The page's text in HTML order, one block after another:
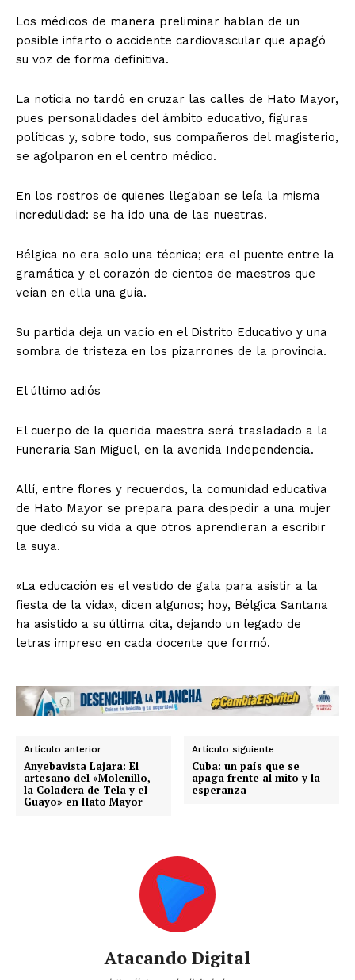
Los médicos de manera preliminar hablan de un
posible infarto o accidente cardiovascular que apagó
su voz de forma definitiva.
La noticia no tardó en cruzar las calles de Hato Mayor,
pues personalidades del ámbito educativo, figuras
políticas y, sobre todo, sus compañeros del magisterio,
se agolparon en el centro médico.
En los rostros de quienes llegaban se leía la misma
incredulidad: se ha ido una de las nuestras.
Bélgica no era solo una técnica; era el puente entre la
gramática y el corazón de cientos de maestros que
veían en ella una guía.
Su partida deja un vacío en el Distrito Educativo y una
sombra de tristeza en los pizarrones de la provincia.
El último adiós
El cuerpo de la querida maestra será trasladado a la
Funeraria San Miguel, en la avenida Independencia.
Allí, entre flores y recuerdos, la comunidad educativa
de Hato Mayor se prepara para despedir a una mujer
que dedicó su vida a que otros aprendieran a escribir
la suya.
«La educación es el vestido de gala para asistir a la
fiesta de la vida», dicen algunos; hoy, Bélgica Santana
ha asistido a su última cita, dejando un legado de
letras impreso en cada docente que formó.
Artículo anterior
Anyebavista Lajara: El
artesano del «Molenillo,
la Coladera de Tela y el
Guayo» en Hato Mayor
Artículo siguiente
Cuba: un país que se
apaga frente al mito y la
esperanza
Atacando Digital